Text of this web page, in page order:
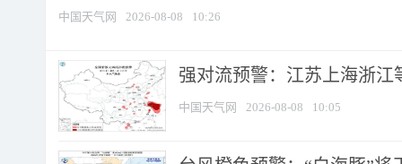
中国天气网 2026-08-08 10:26
强对流预警：江苏上海浙江
中国天气网 2026-08-08 10:05